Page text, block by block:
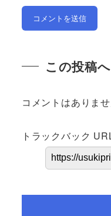
この投稿
コメントはありませ
トラックバック